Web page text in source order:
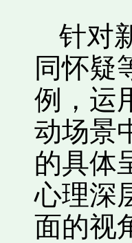
针对
同怀疑
例，运
动场景
的具体
心理深
面的视